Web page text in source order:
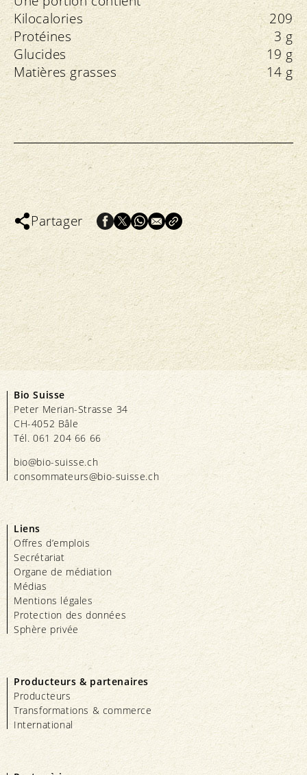
Kilocalories
209
Protéines
3 g
Glucides
19 g
Matières grasses
14 g
Partager
Bio Suisse
Peter Merian-Strasse 34
CH-4052 Bâle
Tél. 061 204 66 66
bio@bio-suisse.ch
consommateurs@bio-suisse.ch
Liens
Offres d’emplois
Secrétariat
Organe de médiation
Médias
Mentions légales
Protection des données
Sphère privée
Producteurs & partenaires
Producteurs
Transformations & commerce
International